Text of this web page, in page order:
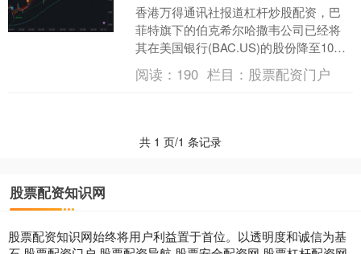
香港万得通讯社报道杠杆炒股配资，巴
菲特旗下的伯克希尔哈撒韦公司已经将
其在美国银行(BAC.US)的股份降至10%
以下。这样的持股比例后续操作已没有
频繁披露的义务....
阅读： 190 栏目： 股票配资门户
共 1 页/1 条记录
股票配资知识网
股票配资知识网始终将用户利益置于首位。以透明度和诚信为基